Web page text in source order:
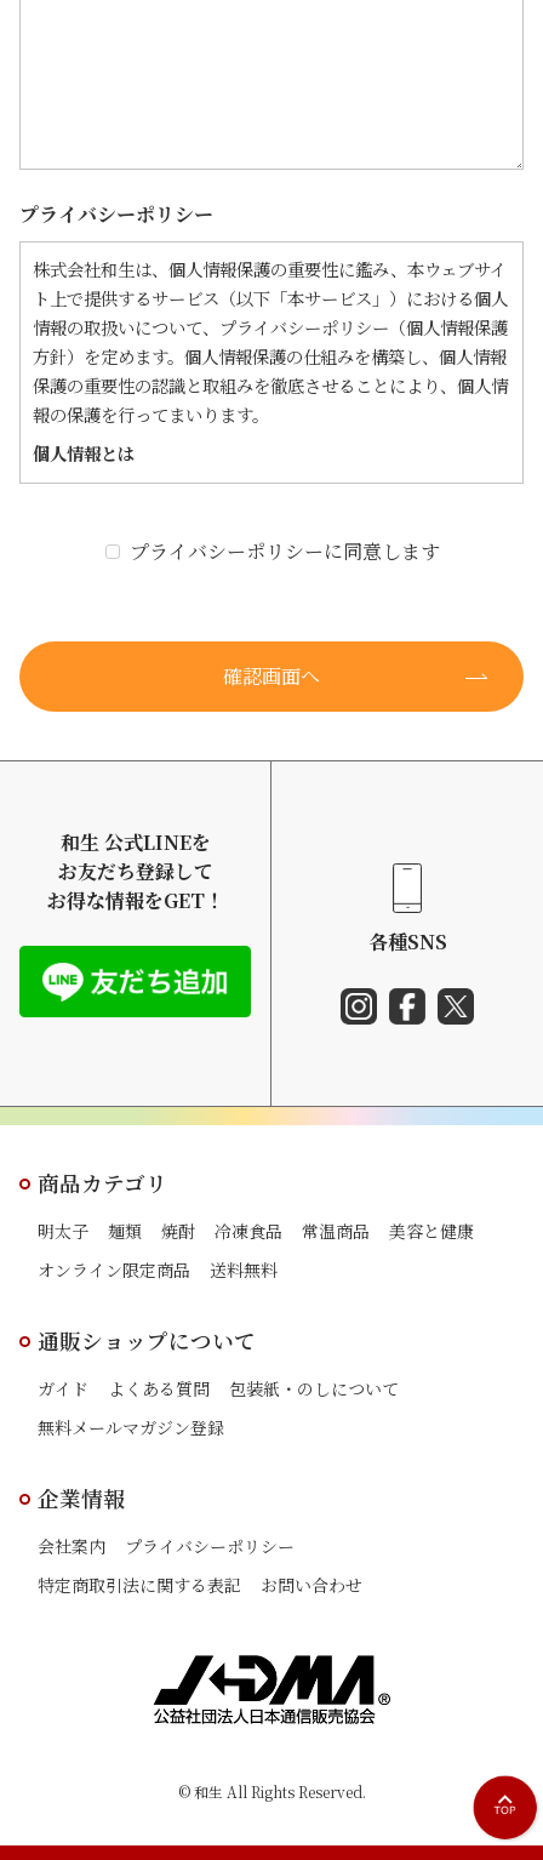
プライバシーポリシー
株式会社和生は、個人情報保護の重要性に鑑み、本ウェブサイ
ト上で提供するサービス（以下「本サービス」）における個人
情報の取扱いについて、プライバシーポリシー（個人情報保護
方針）を定めます。個人情報保護の仕組みを構築し、個人情報
保護の重要性の認識と取組みを徹底させることにより、個人情
報の保護を行ってまいります。
個人情報とは
「個人情報」とは、個人情報保護法にある「個人情
り、当該情報に含まれる氏名、生年月日、住所、電話
個人情報のうち「履歴情報および特性情報」とは、上
記に定める「個人情報」以外のものをいい、利用頂い
環境、郵便番号や性別、職業、年齢、IPアドレス、ク
個人情報の取得方法
本サービスでは、ユーザーが利用登録をする際に氏
行口座番号、クレジットカード番号、運転免許証番号
などの個人情報をお尋ねすることがあります。また、
ユーザーと提携先などとの間でなされた、ユーザーの
す。
スやソフトウエア、購入した商品、閲覧したページや
広告の履歴、検索キーワード、利用日時、利用方法、
利用環境（携帯端末を通じてご利用の場合の当該端末
の通信状態、利用に際しての各種設定情報なども含
個体識別情報などの履歴情報および特性情報を、当社
際に取得いたします。
個人情報を取得・利用する目的
とおりです。
お客様ご自身の登録情報や利用状況の閲覧・修正を行
などの登録情報、利用されたサービスや購入された商
お客様へのお知らせや商品の送付、必要に応じてご連
絡を行うため、氏名や住所、メールアドレスなどの連
本人確認を行うために、氏名、生年月日、住所、電話
番号、銀行口座番号、クレジットカード番号、運転免
許証番号、配達証明付き郵便の到達結果などの情報を
プライバシーポリシーに同意します
和生 公式LINEを
お友だち登録して
お得な情報をGET！
各種SNS
商品カテゴリ
明太子 麺類 焼酎 冷凍食品 常温商品
美容と健康
オンライン限定商品
送料無料
通販ショップについて
ガイド よくある質問
包装紙・のしについて
無料メールマガジン登録
企業情報
会社案内
プライバシーポリシー
特定商取引法に関する表記
お問い合わせ
© 和生 All Rights Reserved.